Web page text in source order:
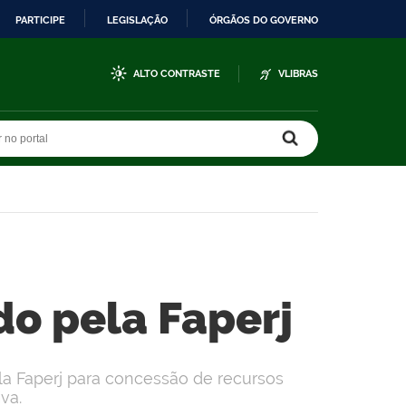
PARTICIPE LEGISLAÇÃO ÓRGÃOS DO GOVERNO
ALTO CONTRASTE VLIBRAS
pela Faperj
Faperj para concessão de recursos